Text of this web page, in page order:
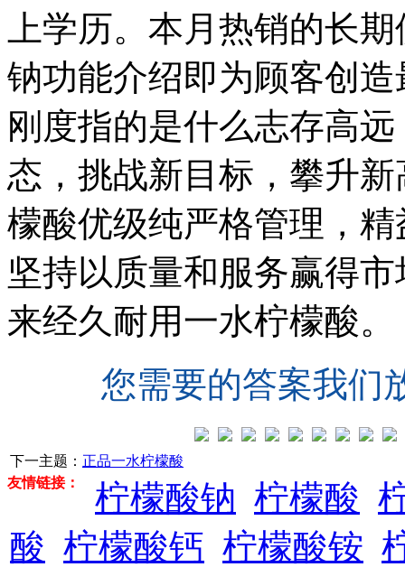
上学历。本月热销的长
钠功能介绍即为顾客创
刚度指的是什么志存高
态，挑战新目标，攀升
檬酸优级纯严格管理，
坚持以质量和服务赢得
来经久耐用一水柠檬酸。
您需要的答案我们
下一主题： 正品一水柠檬酸
友情链接：
柠檬酸钠 柠檬酸
酸 柠檬酸钙 柠檬酸铵